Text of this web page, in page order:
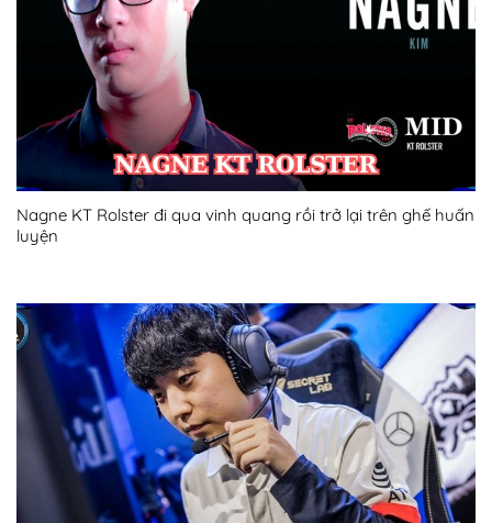
Nagne KT Rolster đi qua vinh quang rồi trở lại trên ghế huấn
luyện